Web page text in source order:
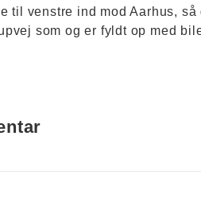
til venstre ind mod Aarhus,
som og er fyldt op med